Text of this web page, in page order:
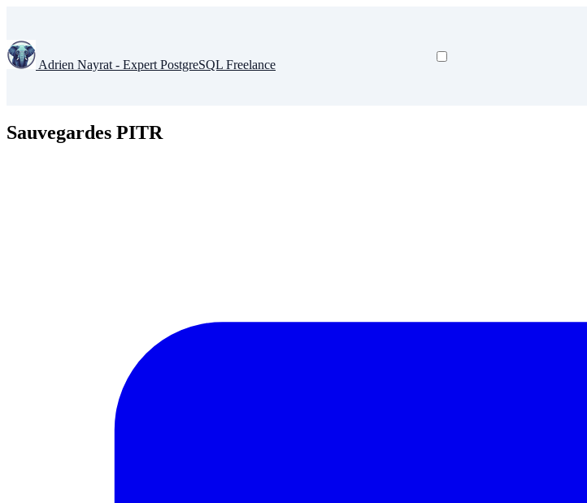
Adrien Nayrat - Expert PostgreSQL Freelance
Sauvegardes PITR